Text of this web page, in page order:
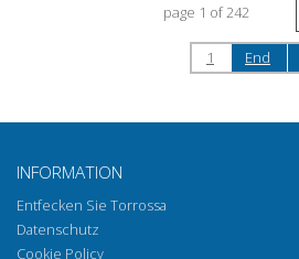
page 1 of 242
1 End
INFORMATION
Entfecken Sie Torrossa
Datenschutz
Cookie Policy